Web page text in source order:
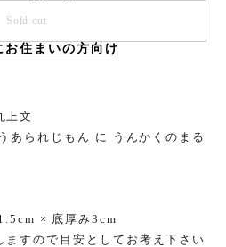
Sold out
お住まいの方向け
上文
あられじもん に うんかくのまる
× 底厚み3cm
すので目安としてお考え下さい